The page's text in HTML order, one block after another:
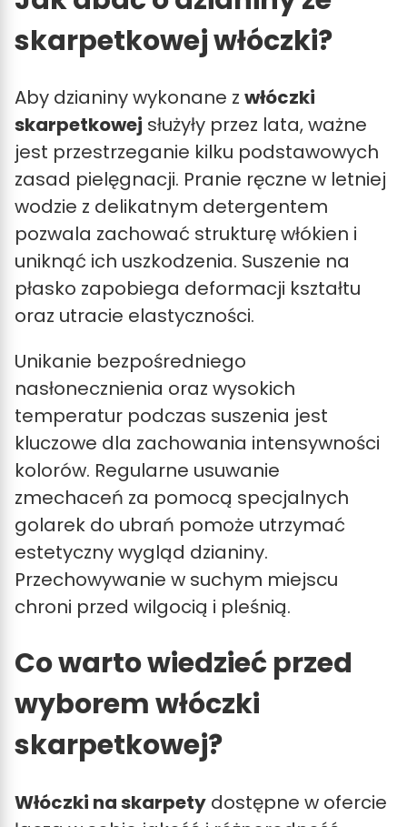
skarpetkowej włóczki?
Aby dzianiny wykonane z włóczki
skarpetkowej służyły przez lata, ważne
jest przestrzeganie kilku podstawowych
zasad pielęgnacji. Pranie ręczne w letniej
wodzie z delikatnym detergentem
pozwala zachować strukturę włókien i
uniknąć ich uszkodzenia. Suszenie na
płasko zapobiega deformacji kształtu
oraz utracie elastyczności.
Unikanie bezpośredniego
nasłonecznienia oraz wysokich
temperatur podczas suszenia jest
kluczowe dla zachowania intensywności
kolorów. Regularne usuwanie
zmechaceń za pomocą specjalnych
golarek do ubrań pomoże utrzymać
estetyczny wygląd dzianiny.
Przechowywanie w suchym miejscu
chroni przed wilgocią i pleśnią.
Co warto wiedzieć przed
wyborem włóczki
skarpetkowej?
Włóczki na skarpety dostępne w ofercie